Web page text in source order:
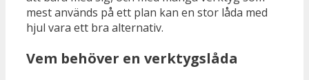
mest används på ett plan kan en stor låda med
hjul vara ett bra alternativ.
Vem behöver en verktygslåda